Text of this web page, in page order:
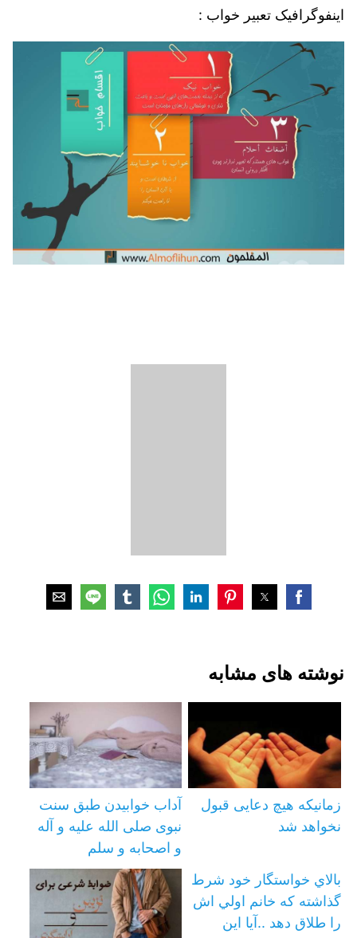
اینفوگرافیک تعبیر خواب :
نوشته های مشابه
زمانیکه هیچ دعایی قبول
نخواهد شد
آداب خوابیدن طبق سنت
نبوی صلی الله علیه و آله
و اصحابه و سلم
بالاي خواستگار خود شرط
گذاشته كه خانم اولي اش
را طلاق دهد ..آيا اين